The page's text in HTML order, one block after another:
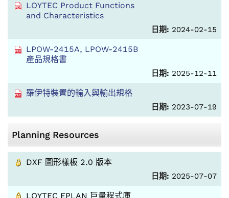
LOYTEC Product Functions
and Characteristics
日期: 2024-02-15
LPOW-2415A, LPOW-2415B
產品規格書
日期: 2025-12-11
羅伊特裝置的輸入與輸出規格
日期: 2023-07-19
Planning Resources
DXF 圖形樣板 2.0 版本
日期: 2025-07-07
LOYTEC EPLAN 巨量程式庫